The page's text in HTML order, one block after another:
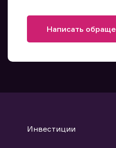
Написать
Инвестиции